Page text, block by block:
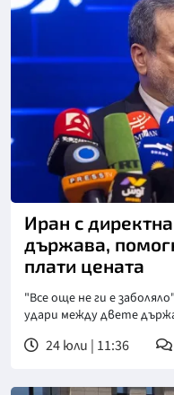
Иран с
държава,
плати цената
"Все още не ги е
удари между двете
24 юли | 11:36